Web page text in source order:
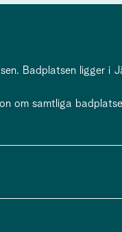
Badplatsen ligger i
om samtliga